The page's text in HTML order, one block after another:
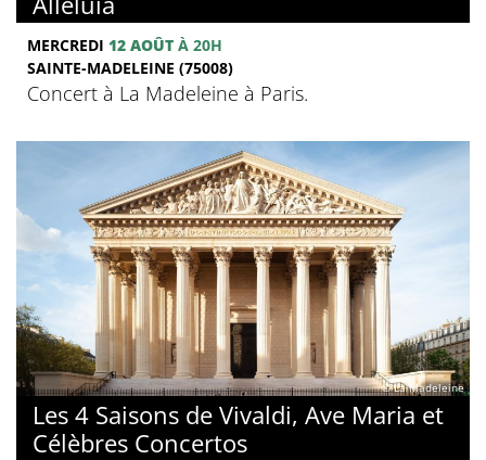
MERCREDI 12 AOÛT À 20H
SAINTE-MADELEINE (75008)
Concert à La Madeleine à Paris.
© La Madeleine
Les 4 Saisons de Vivaldi, Ave Maria et
Célèbres Concertos